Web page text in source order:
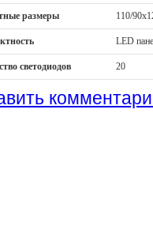
размеры 110/
LED
светодиодов 20